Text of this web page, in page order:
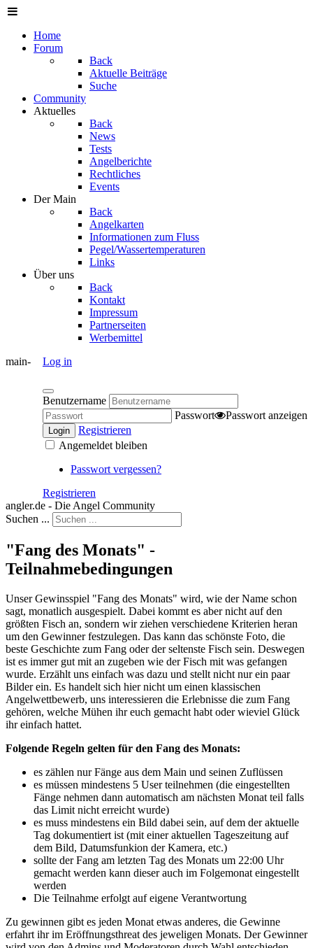
Home
Forum
Back
Aktuelle Beiträge
Suche
Community
Aktuelles
Back
News
Tests
Angelberichte
Rechtliches
Events
Der Main
Back
Angelkarten
Informationen zum Fluss
Pegel/Wassertemperaturen
Links
Über uns
Back
Kontakt
Impressum
Partnerseiten
Werbemittel
Log in
Benutzername
Passwort
Passwort anzeigen
Login
Registrieren
Angemeldet bleiben
Passwort vergessen?
Registrieren
main-
angler.de - Die Angel Community
Suchen ...
"Fang des Monats" -
Teilnahmebedingungen
Unser Gewinsspiel "Fang des Monats" wird, wie der Name schon
sagt, monatlich ausgespielt. Dabei kommt es aber nicht auf den
größten Fisch an, sondern wir ziehen verschiedene Kriterien heran
um den Gewinner festzulegen. Das kann das schönste Foto, die
beste Geschichte zum Fang oder der seltenste Fisch sein. Deswegen
ist es immer gut mit an zugeben wie der Fisch mit was gefangen
wurde. Erzählt uns einfach was dazu und stellt nicht nur ein paar
Bilder ein. Es handelt sich hier nicht um einen klassischen
Angelwettbewerb, uns interessieren die Erlebnisse die zum Fang
gehören, welche Mühen ihr euch gemacht habt oder wieviel Glück
ihr einfach hattet.
Folgende Regeln gelten für den Fang des Monats:
es zählen nur Fänge aus dem Main und seinen Zuflüssen
es müssen mindestens 5 User teilnehmen (die eingestellten
Fänge nehmen dann automatisch am nächsten Monat teil falls
das Limit nicht erreicht wurde)
es muss mindestens ein Bild dabei sein, auf dem der aktuelle
Tag dokumentiert ist (mit einer aktuellen Tageszeitung auf
dem Bild, Datumsfunkion der Kamera, etc.)
sollte der Fang am letzten Tag des Monats um 22:00 Uhr
gemacht werden kann dieser auch im Folgemonat eingestellt
werden
Die Teilnahme erfolgt auf eigene Verantwortung
Zu gewinnen gibt es jeden Monat etwas anderes, die Gewinne
erfahrt ihr im Eröffnungsthreat des jeweligen Monats. Der Gewinner